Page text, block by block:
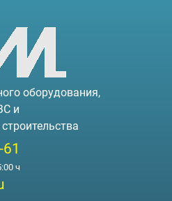
оборудования,
и
ч